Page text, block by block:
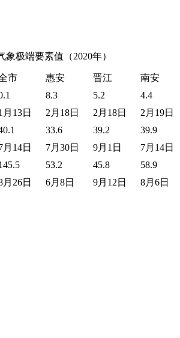
象极端要素值（2020年）
市 惠安 晋江 南安
8.3 5.2 4.4
月13日 2月18日 2月18日 2月19日
33.6 39.2 39.9
月14日 7月30日 9月1日 7月14日
53.2 45.8 58.9
月26日 6月8日 9月12日 8月6日